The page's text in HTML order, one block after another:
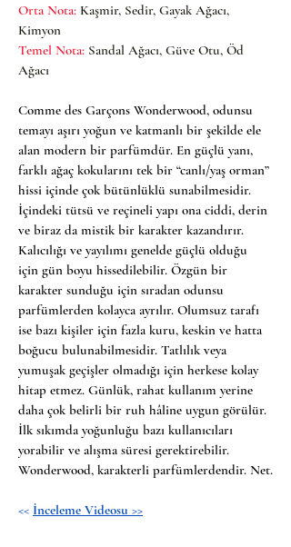
Orta Nota: Kaşmir, Sedir, Gayak Ağacı,
Kimyon
Temel Nota: Sandal Ağacı, Güve Otu, Öd
Ağacı
Comme des Garçons Wonderwood, odunsu
temayı aşırı yoğun ve katmanlı bir şekilde ele
alan modern bir parfümdür. En güçlü yanı,
farklı ağaç kokularını tek bir “canlı/yaş orman”
hissi içinde çok bütünlüklü sunabilmesidir.
İçindeki tütsü ve reçineli yapı ona ciddi, derin
ve biraz da mistik bir karakter kazandırır.
Kalıcılığı ve yayılımı genelde güçlü olduğu
için gün boyu hissedilebilir. Özgün bir
karakter sunduğu için sıradan odunsu
parfümlerden kolayca ayrılır. Olumsuz tarafı
ise bazı kişiler için fazla kuru, keskin ve hatta
boğucu bulunabilmesidir. Tatlılık veya
yumuşak geçişler olmadığı için herkese kolay
hitap etmez. Günlük, rahat kullanım yerine
daha çok belirli bir ruh hâline uygun görülür.
İlk sıkımda yoğunluğu bazı kullanıcıları
yorabilir ve alışma süresi gerektirebilir.
Wonderwood, karakterli parfümlerdendir. Net.
<< İnceleme Videosu >>